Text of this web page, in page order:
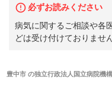
必ずお読みください
病気に関するご相談や各
どは受け付けておりません
豊中市の独立行政法人国立病院機